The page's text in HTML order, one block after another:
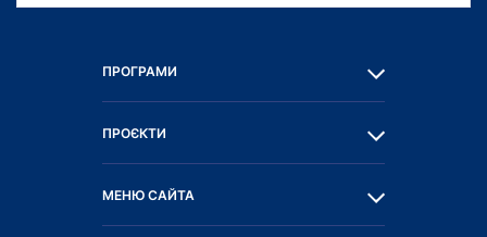
ПРОГРАМИ
ПРОЄКТИ
МЕНЮ САЙТА